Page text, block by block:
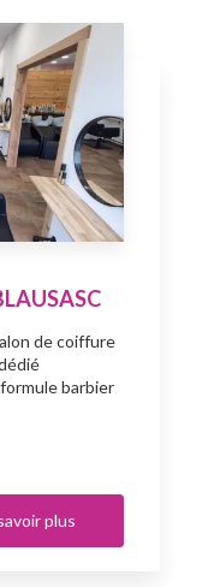
de coiffure
barbier
plus